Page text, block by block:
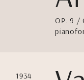
OP. 9 /
1934